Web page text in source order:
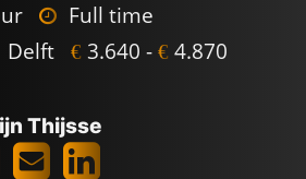
Full time
Delft € 3.640 - € 4.870
Thijsse